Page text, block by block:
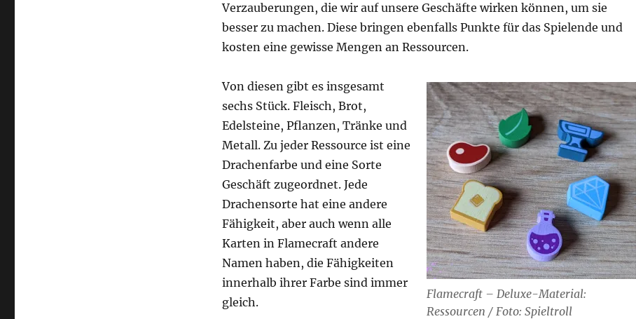
Verzauberungen, die wir auf unsere Geschäfte wirken können, um sie
besser zu machen. Diese bringen ebenfalls Punkte für das Spielende und
kosten eine gewisse Mengen an Ressourcen.
Flamecraft – Deluxe-Material:
Ressourcen / Foto: Spieltroll
Von diesen gibt es insgesamt
sechs Stück. Fleisch, Brot,
Edelsteine, Pflanzen, Tränke und
Metall. Zu jeder Ressource ist eine
Drachenfarbe und eine Sorte
Geschäft zugeordnet. Jede
Drachensorte hat eine andere
Fähigkeit, aber auch wenn alle
Karten in Flamecraft andere
Namen haben, die Fähigkeiten
innerhalb ihrer Farbe sind immer
gleich.